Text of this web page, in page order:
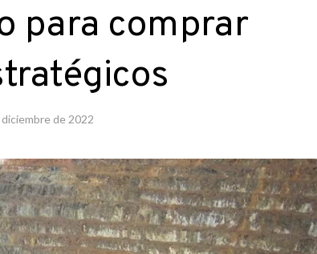
para comprar
de 2022